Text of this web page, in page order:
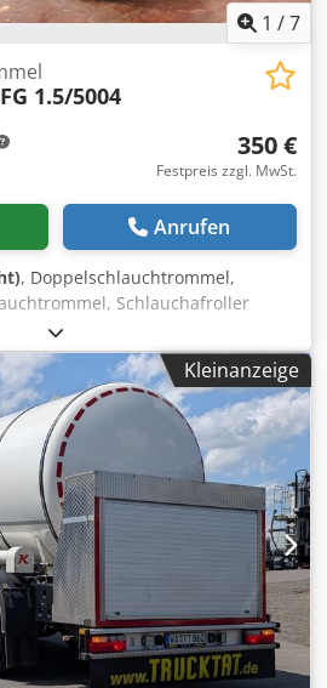
1 /7
1.5/5004
350 €
Festpreis zzgl. MwSt.
Anrufen
, Doppelschlauchtrommel,
Schlauchafroller
Hans H. Meyer,
aus Elektro-Stapler Still EFG
280/200/H280 mm -
Kleinanzeige